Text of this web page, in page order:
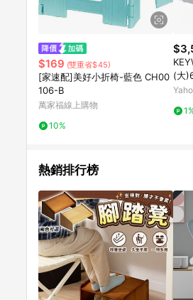
$169 (雙重省$45)
[家速配]美好小折椅-藍色 CH00
106-B
萬家福線上購物
10%
(大
熱銷排行榜